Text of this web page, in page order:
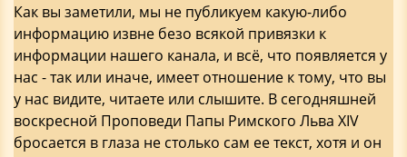
Как вы заметили, мы не публикуем какую-либо
информацию извне безо всякой привязки к
информации нашего канала, и всё, что появляется у
нас - так или иначе, имеет отношение к тому, что вы
у нас видите, читаете или слышите. В сегодняшней
воскресной Проповеди Папы Римского Льва XIV
бросается в глаза не столько сам ее текст, хотя и он